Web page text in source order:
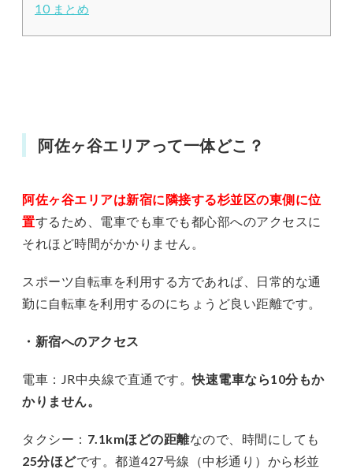
10 まとめ
阿佐ヶ谷エリアって一体どこ？
阿佐ヶ谷エリアは新宿に隣接する杉並区の東側に位
置するため、電車でも車でも都心部へのアクセスに
それほど時間がかかりません。
スポーツ自転車を利用する方であれば、日常的な通
勤に自転車を利用するのにちょうど良い距離です。
・新宿へのアクセス
電車：JR中央線で直通です。快速電車なら10分もか
かりません。
タクシー： 7.1kmほどの距離なので、時間にしても
25分ほどです。都道427号線（中杉通り）から杉並